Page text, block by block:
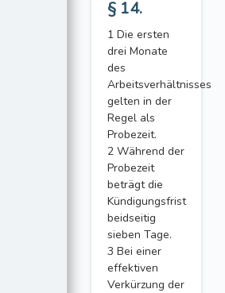
§ 14.
1 Die ersten
drei Monate
des
Arbeitsverhältnisses
gelten in der
Regel als
Probezeit.
2 Während der
Probezeit
beträgt die
Kündigungsfrist
beidseitig
sieben Tage.
3 Bei einer
effektiven
Verkürzung der